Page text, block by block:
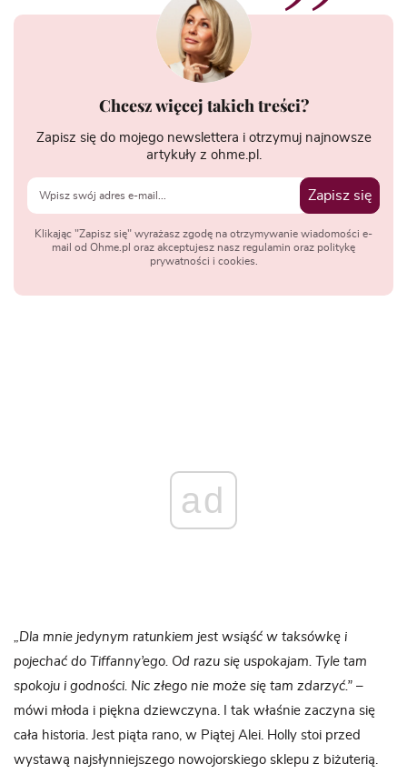
Chcesz więcej takich treści?
Zapisz się do mojego newslettera i otrzymuj najnowsze
artykuły z ohme.pl.
Zapisz się
Klikając "Zapisz się" wyrażasz zgodę na otrzymywanie wiadomości e-
mail od Ohme.pl oraz akceptujesz nasz regulamin oraz politykę
prywatności i cookies.
ad
„Dla mnie jedynym ratunkiem jest wsiąść w taksówkę i
pojechać do Tiffanny’ego. Od razu się uspokajam. Tyle tam
spokoju i godności. Nic złego nie może się tam zdarzyć.” –
mówi młoda i piękna dziewczyna. I tak właśnie zaczyna się
cała historia. Jest piąta rano, w Piątej Alei. Holly stoi przed
wystawą najsłynniejszego nowojorskiego sklepu z biżuterią.